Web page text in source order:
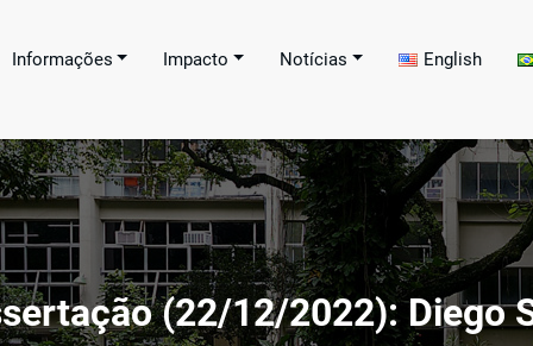
Programa de Pós-
de Educação Tecnológica Celso Suckow da
Informações Impacto Notícias English
(22/12/2022): Diego